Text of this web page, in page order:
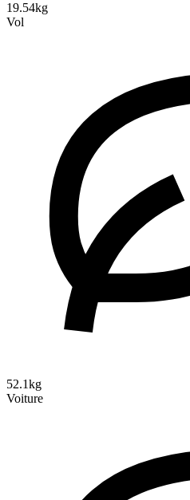
19.54kg
Vol
52.1kg
Voiture